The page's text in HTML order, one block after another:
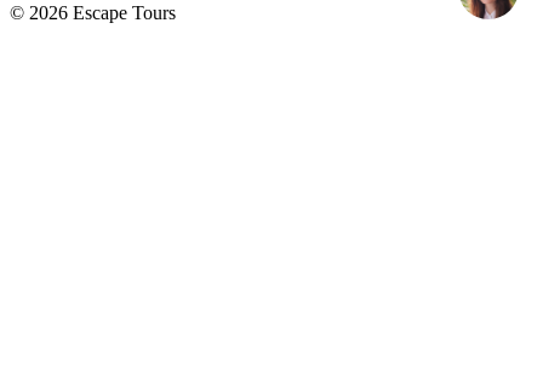
© 2026 Escape Tours